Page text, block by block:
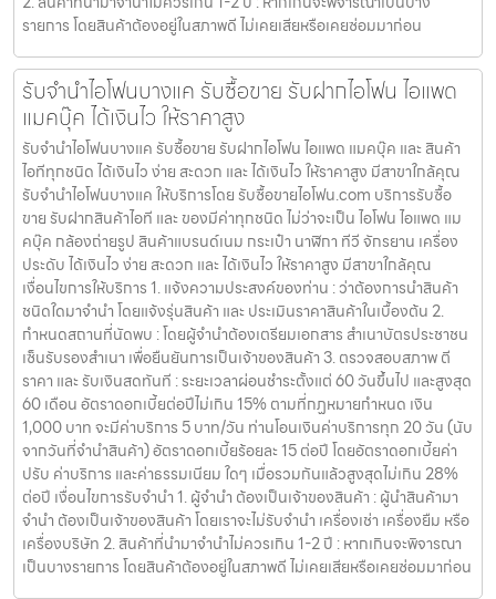
รายการ โดยสินค้าต้องอยู่ในสภาพดี ไม่เคยเสียหรือเคยซ่อมมาก่อน
รับจำนำไอโฟนบางแค รับซื้อขาย รับฝากไอโฟน ไอแพด
แมคบุ๊ค ได้เงินไว ให้ราคาสูง
รับจำนำไอโฟนบางแค รับซื้อขาย รับฝากไอโฟน ไอแพด แมคบุ๊ค และ สินค้า
ไอทีทุกชนิด ได้เงินไว ง่าย สะดวก และ ได้เงินไว ให้ราคาสูง มีสาขาใกล้คุณ
รับจำนำไอโฟนบางแค ให้บริการโดย รับซื้อขายไอโฟน.com บริการรับซื้อ
ขาย รับฝากสินค้าไอที และ ของมีค่าทุกชนิด ไม่ว่าจะเป็น ไอโฟน ไอแพด แม
คบุ๊ค กล้องถ่ายรูป สินค้าแบรนด์เนม กระเป๋า นาฬิกา ทีวี จักรยาน เครื่อง
ประดับ ได้เงินไว ง่าย สะดวก และ ได้เงินไว ให้ราคาสูง มีสาขาใกล้คุณ
เงื่อนไขการให้บริการ 1. แจ้งความประสงค์ของท่าน : ว่าต้องการนำสินค้า
ชนิดใดมาจำนำ โดยแจ้งรุ่นสินค้า และ ประเมินราคาสินค้าในเบื้องต้น 2.
กำหนดสถานที่นัดพบ : โดยผู้จำนำต้องเตรียมเอกสาร สำเนาบัตรประชาชน
เซ็นรับรองสำเนา เพื่อยืนยันการเป็นเจ้าของสินค้า 3. ตรวจสอบสภาพ ตี
ราคา และ รับเงินสดทันที : ระยะเวลาผ่อนชำระตั้งแต่ 60 วันขึ้นไป และสูงสุด
60 เดือน อัตราดอกเบี้ยต่อปีไม่เกิน 15% ตามที่กฏหมายกำหนด เงิน
1,000 บาท จะมีค่าบริการ 5 บาท/วัน ท่านโอนเงินค่าบริการทุก 20 วัน (นับ
จากวันที่จำนำสินค้า) อัตราดอกเบี้ยร้อยละ 15 ต่อปี โดยอัตราดอกเบี้ยค่า
ปรับ ค่าบริการ และค่าธรรมเนียม ใดๆ เมื่อรวมกันแล้วสูงสุดไม่เกิน 28%
ต่อปี เงื่อนไขการรับจำนำ 1. ผู้จำนำ ต้องเป็นเจ้าของสินค้า : ผู้นำสินค้ามา
จำนำ ต้องเป็นเจ้าของสินค้า โดยเราจะไม่รับจำนำ เครื่องเช่า เครื่องยืม หรือ
เครื่องบริษัท 2. สินค้าที่นำมาจำนำไม่ควรเกิน 1-2 ปี : หากเกินจะพิจารณา
เป็นบางรายการ โดยสินค้าต้องอยู่ในสภาพดี ไม่เคยเสียหรือเคยซ่อมมาก่อน